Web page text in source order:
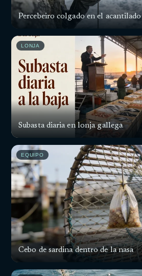
Percebeiro colgado en el acantilado
Subasta diaria en lonja gallega
LONJA
Cebo de sardina dentro de la nasa
EQUIPO